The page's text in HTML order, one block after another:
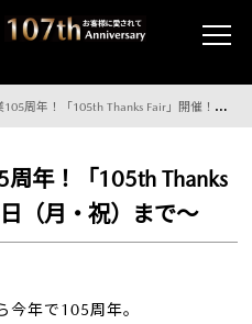
「105th Thanks Fair」開催！～9月16日（月・祝）まで～
年！「105th Thanks
（月・祝）まで～
年で105周年。